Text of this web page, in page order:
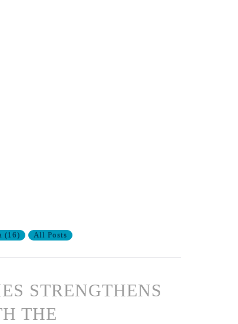
(16) All Posts
STRENGTHENS
THE